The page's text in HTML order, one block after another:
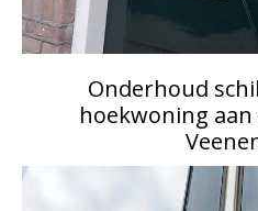
Onderhoud
hoekwoning